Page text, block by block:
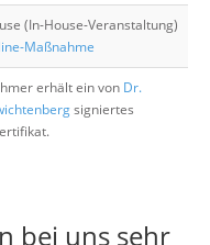
(In-House-Veranstaltung)
Maßnahme
erhält ein von Dr.
signiertes
bei uns sehr